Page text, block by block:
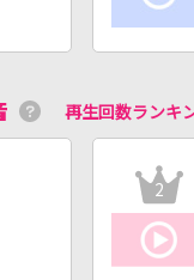
再生回数ランキ
2